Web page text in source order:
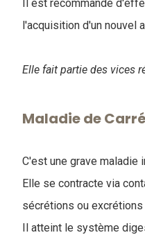
Il est recommandé
l'acquisition d'un nouvel
Elle fait partie des vices
Maladie de
C'est une grave maladie
Elle se contracte via
sécrétions ou
Il atteint le système